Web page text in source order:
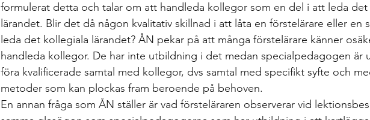
formulerat detta och talar om att handleda kollegor som en del i att leda
lärandet. Blir det då någon kvalitativ skillnad i att låta en förstelärare eller
leda det kollegiala lärandet? ÅN pekar på att många förstelärare känner
handleda kollegor. De har inte utbildning i det medan specialpedagogen
föra kvalificerade samtal med kollegor, dvs samtal med specifikt syfte och
metoder som kan plockas fram beroende på behoven.
En annan fråga som ÅN ställer är vad försteläraren observerar vid